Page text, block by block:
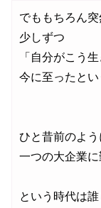
でももちろん
少しずつ
「自分がこう
今に至ったとい
ひと昔前のよう
一つの大企業
という時代は